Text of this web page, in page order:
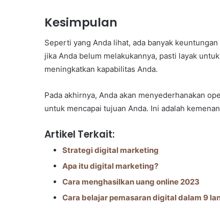
Kesimpulan
Seperti yang Anda lihat, ada banyak
jika Anda belum melakukannya, pasti layak
meningkatkan kapabilitas Anda.
Pada akhirnya, Anda akan menyederhanakan
untuk mencapai tujuan Anda. Ini adalah
Artikel Terkait:
Strategi digital marketing
Apa itu digital marketing?
Cara menghasilkan uang online 2023
Cara belajar pemasaran digital dalam 9